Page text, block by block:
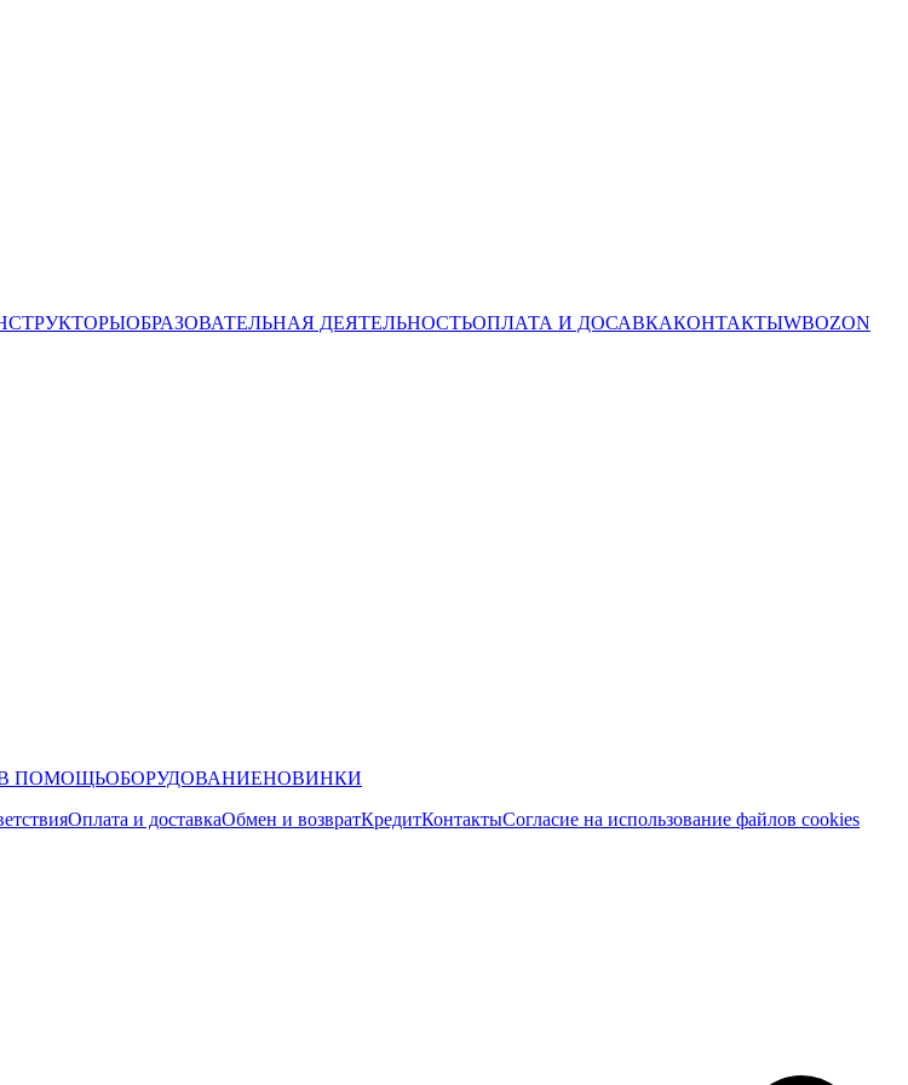
ОБРАЗОВАТЕЛЬНАЯ ДЕЯТЕЛЬНОСТЬОПЛАТА И ДОСАВКАКОНТАКТЫWBOZON
ПОМОЩЬОБОРУДОВАНИЕНОВИНКИ
Оплата и доставкаОбмен и возвратКредитКонтактыСогласие на использование файлов cookies